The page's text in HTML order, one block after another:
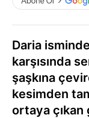
Daria
karşısında
şaşkına
kesimden
ortaya çıkan